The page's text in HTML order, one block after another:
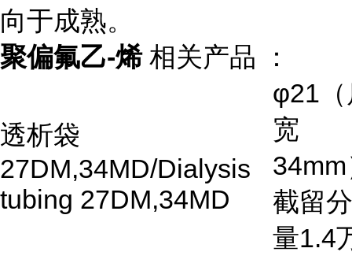
向于成熟。
聚偏氟乙-烯 相关产品 ：
透析袋
27DM,34MD/Dialysis
tubing 27DM,34MD
φ21
宽
34mm
截留
量1.4